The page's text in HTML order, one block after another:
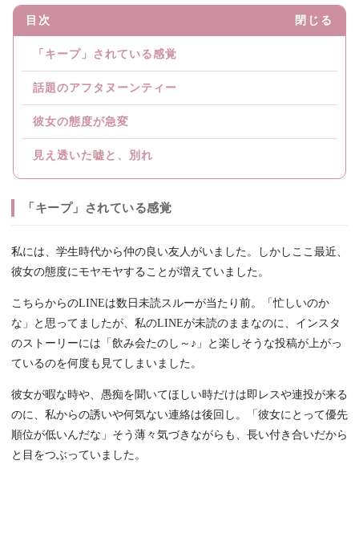
目次 閉じる
「キープ」されている感覚
話題のアフタヌーンティー
彼女の態度が急変
見え透いた嘘と、別れ
「キープ」されている感覚
私には、学生時代から仲の良い友人がいました。しかしここ最近、
彼女の態度にモヤモヤすることが増えていました。
こちらからのLINEは数日未読スルーが当たり前。「忙しいのか
な」と思ってましたが、私のLINEが未読のままなのに、インスタ
のストーリーには「飲み会たのし～♪」と楽しそうな投稿が上がっ
ているのを何度も見てしまいました。
彼女が暇な時や、愚痴を聞いてほしい時だけは即レスや連投が来る
のに、私からの誘いや何気ない連絡は後回し。「彼女にとって優先
順位が低いんだな」そう薄々気づきながらも、長い付き合いだから
と目をつぶっていました。